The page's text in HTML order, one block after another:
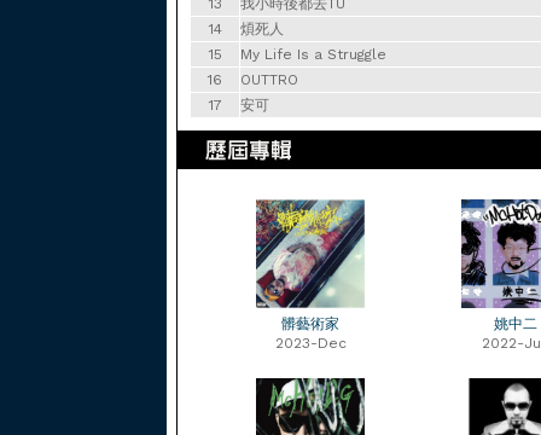
13
我小時後都去TU
14
煩死人
15
My Life Is a Struggle
16
OUTTRO
17
安可
髒藝術家
2023-Dec
姚中二
2022-